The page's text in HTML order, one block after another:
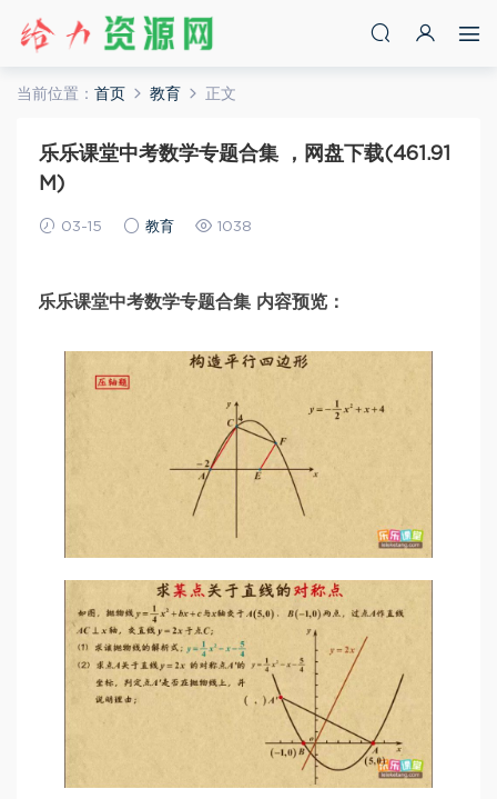
当前位置： 首页 教育 正文
乐乐课堂中考数学专题合集 ，网盘下载(461.91
M)
03-15 教育 1038
乐乐课堂中考数学专题合集 内容预览：